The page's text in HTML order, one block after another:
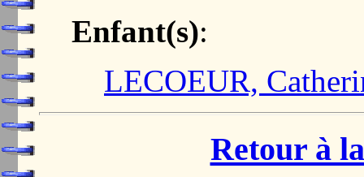
Enfant(s):
LECOEUR,
Retour à